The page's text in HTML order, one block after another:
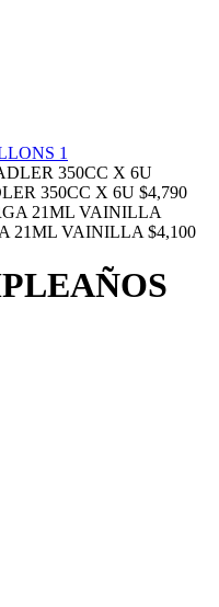
350CC X 6U $4,790
21ML VAINILLA $4,100